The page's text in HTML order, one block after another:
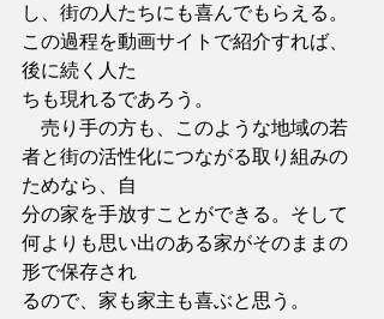
し、街の人たちにも喜んでもらえる。
この過程を動画サイトで紹介すれば、
後に続く人た
ちも現れるであろう。
売り手の方も、このような地域の若
者と街の活性化につながる取り組みの
ためなら、自
分の家を手放すことができる。そして
何よりも思い出のある家がそのままの
形で保存され
るので、家も家主も喜ぶと思う。